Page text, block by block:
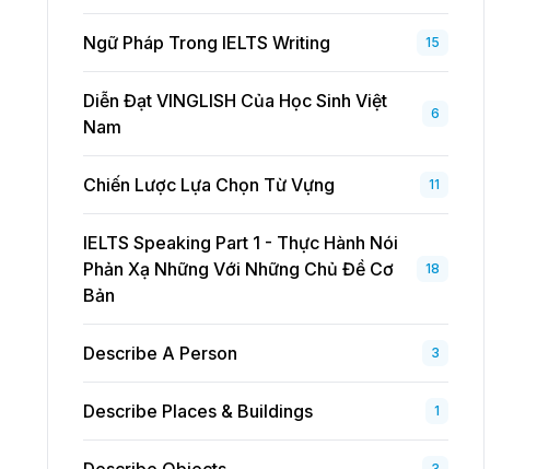
Ngữ Pháp Trong IELTS Writing 15
Diễn Đạt VINGLISH Của Học Sinh Việt
Nam
6
Chiến Lược Lựa Chọn Từ Vựng 11
IELTS Speaking Part 1 - Thực Hành Nói
Phản Xạ Những Với Những Chủ Đề Cơ
Bản
18
Describe A Person 3
Describe Places & Buildings 1